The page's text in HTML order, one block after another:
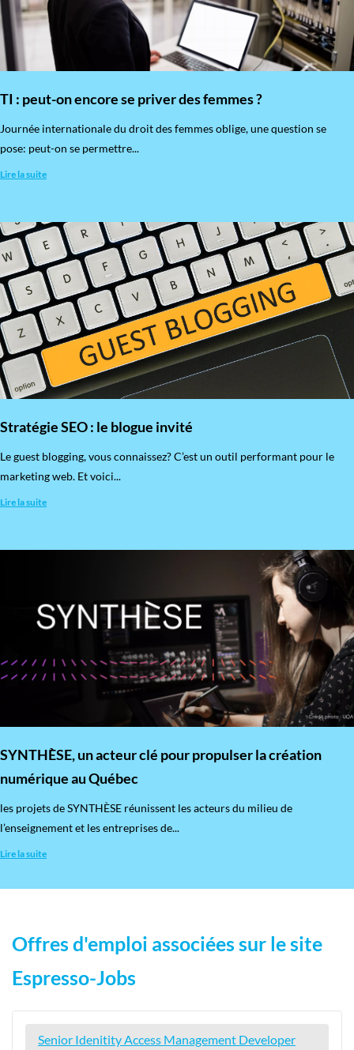
TI : peut-on encore se priver des femmes ?
​Journée internationale du droit des femmes oblige, une question se
pose: peut-on se permettre...
Lire la suite
Stratégie SEO : le blogue invité
​Le guest blogging, vous connaissez? C’est un outil performant pour le
marketing web. Et voici...
Lire la suite
SYNTHÈSE, un acteur clé pour propulser la création
numérique au Québec
les projets de SYNTHÈSE réunissent les acteurs du milieu de
l’enseignement et les entreprises de...
Lire la suite
Offres d'emploi associées sur le site
Espresso-Jobs
Senior Idenitity Access Management Developer